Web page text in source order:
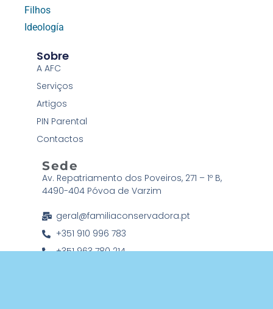
Filhos
Ideología
Sobre
A AFC
Serviços
Artigos
PIN Parental
Contactos
Sede
Av. Repatriamento dos Poveiros, 271 – 1º B,
4490-404 Póvoa de Varzim
geral@familiaconservadora.pt
+351 910 996 783
+351 963 780 214